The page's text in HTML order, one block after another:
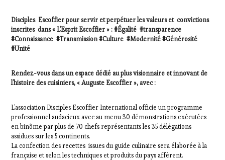
Disciples Escoffier pour servir et perpétuer les valeurs et convictions
inscrites dans « L’Esprit Escoffier » : #Égalité #transparence
#Connaissance #Transmission #Culture #Modernité #Générosité
#Unité
Rendez-vous dans un espace dédié au plus visionnaire et innovant de
l’histoire des cuisiniers, « Auguste Escoffier », avec :
L’association Disciples Escoffier International officie un programme
professionnel audacieux avec au menu 30 démonstrations exécutées
en binôme par plus de 70 chefs représentants les 35 délégations
assidues sur les 5 continents.
La confection des recettes issues du guide culinaire sera élaborée à la
française et selon les techniques et produits du pays afférent.